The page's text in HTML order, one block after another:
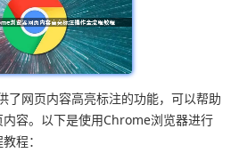
了网页内容高亮标注的功能，可以帮助
容。以下是使用Chrome浏览器进行
程：